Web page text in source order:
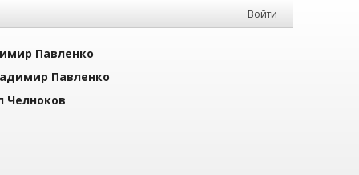
Войти
Павленко
Павленко
Челноков